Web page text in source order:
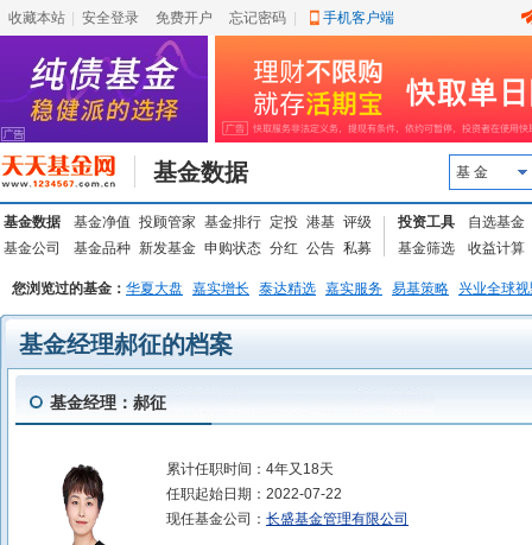
收藏本站 安全登录 免费开户 忘记密码 手机客户端
基金数据 基 金
基金数据 基金净值 投顾管家 基金排行 定投 港基 评级
基金公司
基金品种 新发基金 申购状态 分红 公告 私募
投资工具
自选基金
基金筛选
收益计算
您浏览过的基金： 华夏大盘 嘉实增长 泰达精选 嘉实服务 易基策略 兴业全球
基金经理郝征的档案
基金经理：郝征
累计任职时间： 4年又18天
任职起始日期： 2022-07-22
现任基金公司： 长盛基金管理有限公司